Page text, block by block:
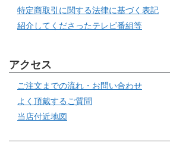
特定商取引に関する法律に基づく表記
紹介してくださったテレビ番組等
アクセス
ご注文までの流れ・お問い合わせ
よく頂戴するご質問
当店付近地図